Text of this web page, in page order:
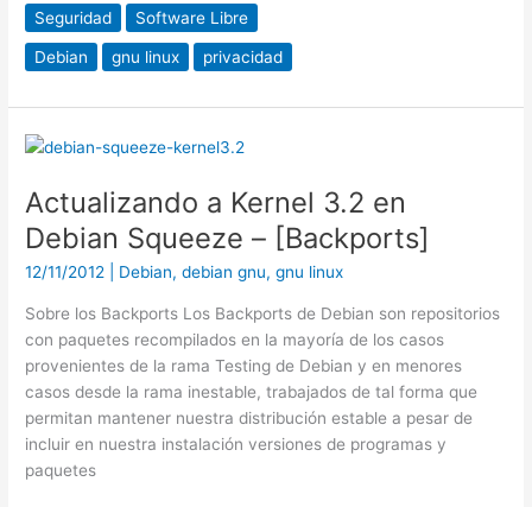
Seguridad Software Libre
Debian gnu linux privacidad
Actualizando a Kernel 3.2 en
Debian Squeeze – [Backports]
12/11/2012 Debian,debian gnu,gnu linux
Sobre los Backports Los Backports de Debian son repositorios
con paquetes recompilados en la mayoría de los casos
provenientes de la rama Testing de Debian y en menores
casos desde la rama inestable, trabajados de tal forma que
permitan mantener nuestra distribución estable a pesar de
incluir en nuestra instalación versiones de programas y
paquetes
Actualizando
Kernel
3.2
en
Debian
[Backports]